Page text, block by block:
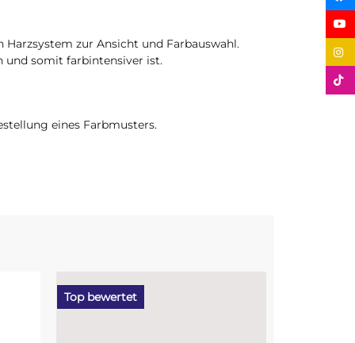
Harzsystem zur Ansicht und Farbauswahl.
und somit farbintensiver ist.
eines Farbmusters.
Top bewertet